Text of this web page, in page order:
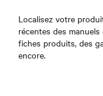
Localisez votre
récentes des
fiches produits, des
encore.